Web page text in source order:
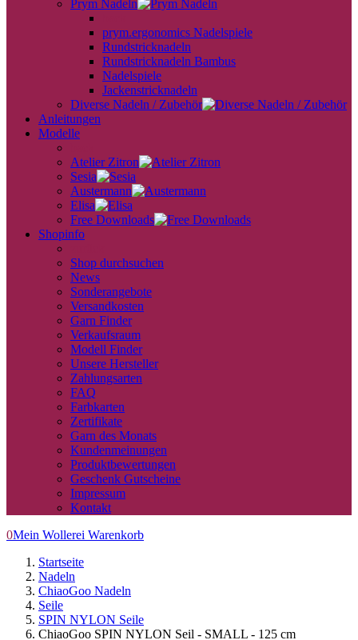
Prym Nadeln
prym.ergonomics Nadelspiele
Rundstricknadeln
Rundstricknadeln Bambus
Nadelspiele
Jackenstricknadeln
Diverse Nadeln / Zubehör
Anleitungen
Modelle
Atelier Zitron
Sesia
Austermann
Elisa
Free Downloads
Shopinfo
Shop durchsuchen
News
Sonderangebote
Versandkosten
Garn Finder
Verkaufsraum
Modell Finder
Unsere Hersteller
Zahlungsarten
FAQ
Farbkarten
Zertifikate
Garn des Monats
Kundenmeinungen
Produktbewertungen
Geschenk Gutscheine
Impressum
Kontakt
0Mein Wollerei Warenkorb
Startseite
Nadeln
ChiaoGoo Nadeln
Seile
SPIN NYLON Seile
ChiaoGoo SPIN NYLON Seil - SMALL - 125 cm